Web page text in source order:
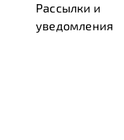
Рассылки и
уведомления